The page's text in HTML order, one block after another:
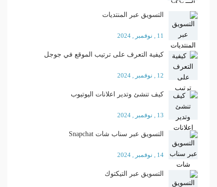
التسويق عبر المنتديات
11 , نوفمبر , 2024
كيفية التعرف على ترتيب الموقع في جوجل
12 , نوفمبر , 2024
كيف تنشئ وتدير اعلانات اليوتيوب
13 , نوفمبر , 2024
التسويق عبر سناب شات Snapchat
14 , نوفمبر , 2024
التسويق عبر التيكتوك